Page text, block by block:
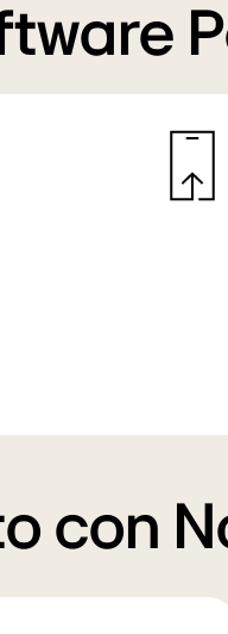
con